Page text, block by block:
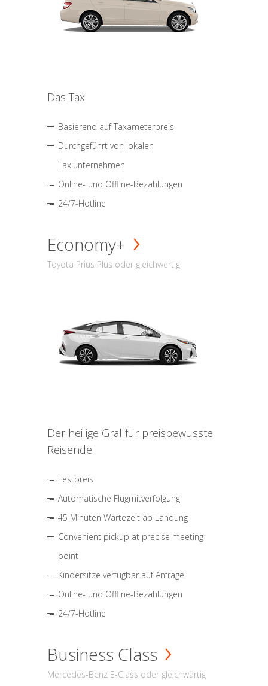
Das Taxi
Basierend auf Taxameterpreis
Durchgeführt von lokalen
Taxiunternehmen
Online- und Offline-Bezahlungen
24/7-Hotline
Economy+
Toyota Prius Plus oder gleichwertig
Der heilige Gral für preisbewusste
Reisende
Festpreis
Automatische Flugmitverfolgung
45 Minuten Wartezeit ab Landung
Convenient pickup at precise meeting
point
Kindersitze verfügbar auf Anfrage
Online- und Offline-Bezahlungen
24/7-Hotline
Business Class
Mercedes-Benz E-Class oder gleichwärtig